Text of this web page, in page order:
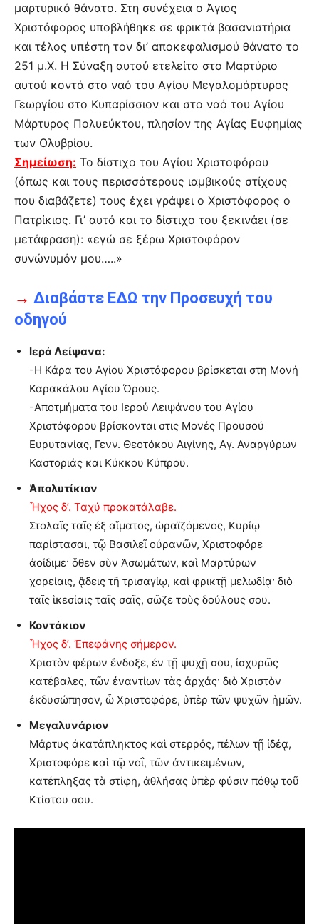
μαρτυρικό θάνατο. Στη συνέχεια ο Άγιος
Χριστόφορος υποβλήθηκε σε φρικτά βασανιστήρια
και τέλος υπέστη τον δι’ αποκεφαλισμού θάνατο το
251 μ.Χ. Η Σύναξη αυτού ετελείτο στο Μαρτύριο
αυτού κοντά στο ναό του Αγίου Μεγαλομάρτυρος
Γεωργίου στο Κυπαρίσσιον και στο ναό του Αγίου
Μάρτυρος Πολυεύκτου, πλησίον της Αγίας Ευφημίας
των Ολυβρίου.
Σημείωση: Το δίστιχο του Αγίου Χριστοφόρου
(όπως και τους περισσότερους ιαμβικούς στίχους
που διαβάζετε) τους έχει γράψει ο Xριστόφορος ο
Πατρίκιος. Γι’ αυτό και το δίστιχο του ξεκινάει (σε
μετάφραση): «εγώ σε ξέρω Xριστοφόρον
συνώνυμόν μου…..»
→ Διαβάστε ΕΔΩ την Προσευχή του
οδηγού
Ιερά Λείψανα:
-Η Κάρα του Αγίου Χριστόφορου βρίσκεται στη Μονή
Καρακάλου Αγίου Όρους.
-Αποτμήματα του Ιερού Λειψάνου του Αγίου
Χριστόφορου βρίσκονται στις Μονές Προυσού
Ευρυτανίας, Γενν. Θεοτόκου Αιγίνης, Αγ. Αναργύρων
Καστοριάς και Κύκκου Κύπρου.
Ἀπολυτίκιον
Ἦχος δ’. Ταχύ προκατάλαβε.
Στολαῖς ταῖς ἐξ αἵματος, ὡραϊζόμενος, Κυρίῳ
παρίστασαι, τῷ Βασιλεῖ οὐρανῶν, Χριστοφόρε
ἀοίδιμε· ὅθεν σὺν Ἀσωμάτων, καὶ Μαρτύρων
χορείαις, ᾄδεις τῆ τρισαγίῳ, καὶ φρικτῇ μελωδίᾳ· διὸ
ταῖς ἱκεσίαις ταῖς σαῖς, σῶζε τοὺς δούλους σου.
Κοντάκιον
Ἦχος δ’. Ἐπεφάνης σήμερον.
Χριστὸν φέρων ἔνδοξε, ἐν τῇ ψυχῇ σου, ἰσχυρῶς
κατέβαλες, τῶν ἐναντίων τὰς ἀρχάς· διὸ Χριστὸν
ἐκδυσώπησον, ὦ Χριστοφόρε, ὑπὲρ τῶν ψυχῶν ἡμῶν.
Μεγαλυνάριον
Μάρτυς ἀκατάπληκτος καὶ στερρός, πέλων τῇ ἰδέᾳ,
Χριστοφόρε καὶ τῷ νοΐ, τῶν ἀντικειμένων,
κατέπληξας τὰ στίφη, ἀθλήσας ὑπὲρ φύσιν πόθῳ τοῦ
Κτίστου σου.